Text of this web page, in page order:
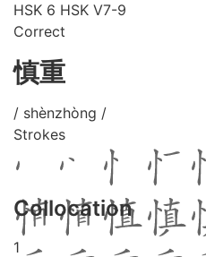
HSK 6 HSK V7-9
Correct
慎重
/ shènzhòng /
Strokes
Collocation
1